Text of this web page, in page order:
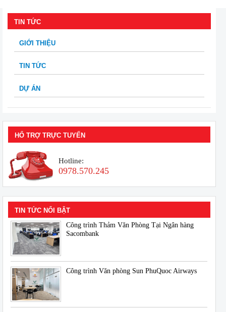
TIN TỨC
GIỚI THIỆU
TIN TỨC
DỰ ÁN
HỔ TRỢ TRỰC TUYẾN
Hotline:
0978.570.245
TIN TỨC NỔI BẬT
Công trình Thảm Văn Phòng Tại Ngân hàng
Sacombank
Công trình Văn phòng Sun PhuQuoc Airways